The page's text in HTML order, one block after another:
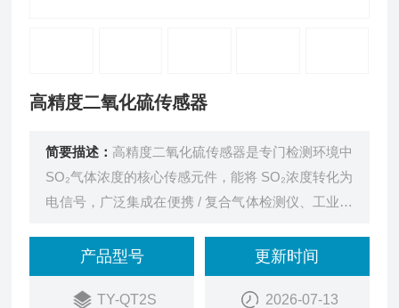
高精度二氧化硫传感器
简要描述： 高精度二氧化硫传感器是专门检测环境中
SO₂气体浓度的核心传感元件，能将 SO₂浓度转化为
电信号，广泛集成在便携 / 复合气体检测仪、工业在
产品型号
TY-QT2S
更新时间
2026-07-13